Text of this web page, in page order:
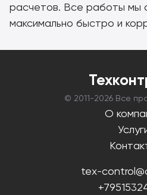
расчетов. Все работы мы
максимально быстро и
© 2011-2026 Все
О
tex-